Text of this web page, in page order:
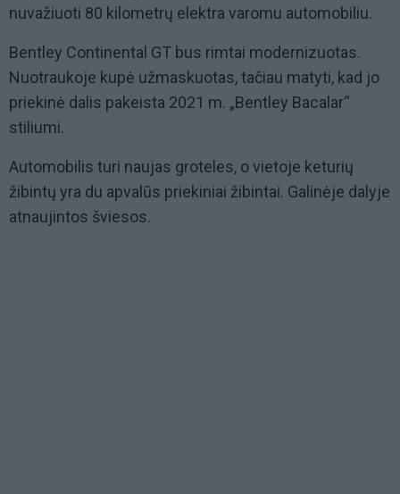
nuvažiuoti 80 kilometrų elektra varomu automobiliu.
Bentley Continental GT bus rimtai modernizuotas.
Nuotraukoje kupė užmaskuotas, tačiau matyti, kad jo
priekinė dalis pakeista 2021 m. „Bentley Bacalar“
stiliumi.
Automobilis turi naujas groteles, o vietoje keturių
žibintų yra du apvalūs priekiniai žibintai. Galinėje dalyje
atnaujintos šviesos.